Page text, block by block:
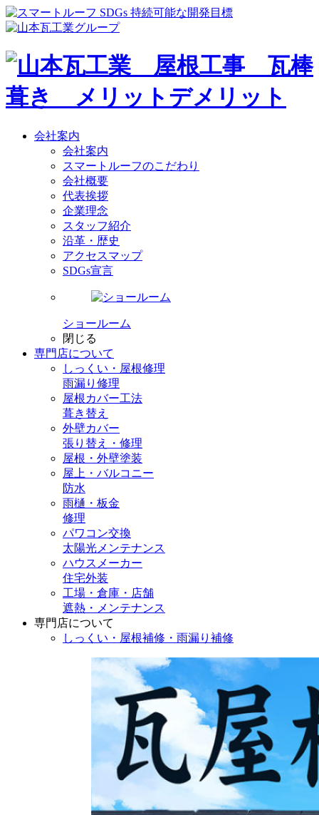
会社案内
会社案内
スマートルーフのこだわり
会社概要
代表挨拶
企業理念
スタッフ紹介
沿革・歴史
アクセスマップ
SDGs宣言
ショールーム
閉じる
専門店について
しっくい・屋根修理
雨漏り修理
屋根カバー工法
葺き替え
外壁カバー
張り替え・修理
屋根・外壁塗装
屋上・バルコニー
防水
雨樋・板金
修理
パワコン交換
太陽光メンテナンス
ハウスメーカー
住宅外装
工場・倉庫・店舗
遮熱・メンテナンス
専門店について
しっくい・屋根補修・雨漏り補修